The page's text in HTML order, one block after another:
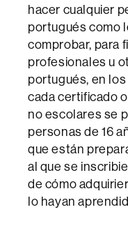
hacer cualquier
portugués como
comprobar, para
profesionales u
portugués, en
cada certificado
no escolares se
personas de 16
que están
al que se
de cómo
lo hayan